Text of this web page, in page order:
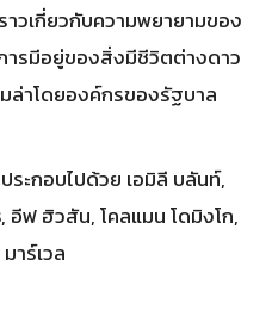
าวเกี่ยวกับความพยายามของ
ารมีอยู่ของสิ่งมีชีวิตต่างดาว
ล่าโดยองค์กรของรัฐบาล
ะกอบไปด้วย เอมิลี บลันท์,
อีฟ ฮิวสัน, โคลแมน โดมิงโก,
าร์เวล